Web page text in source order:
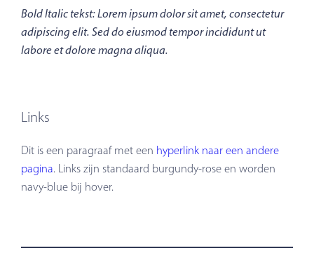
Bold Italic tekst:Lorem ipsum dolor sit amet, consectetur
adipiscing elit. Sed do eiusmod tempor incididunt ut
labore et dolore magna aliqua.
Links
Dit is een paragraaf met een hyperlink naar een andere
pagina. Links zijn standaard burgundy-rose en worden
navy-blue bij hover.